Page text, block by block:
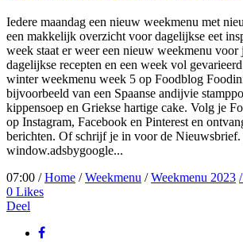
Iedere maandag een nieuw weekmenu met
een makkelijk overzicht voor dagelijkse eet
week staat er weer een nieuw weekmenu voor
dagelijkse recepten en een week vol
winter weekmenu week 5 op Foodblog
bijvoorbeeld van een Spaanse andijvie
kippensoep en Griekse hartige cake. Volg je
op Instagram, Facebook en Pinterest en
berichten. Of schrijf je in voor de Nieuwsbrief.
window.adsbygoogle...
07:00 /Home /Weekmenu /Weekmenu 2023
0 Likes
Deel